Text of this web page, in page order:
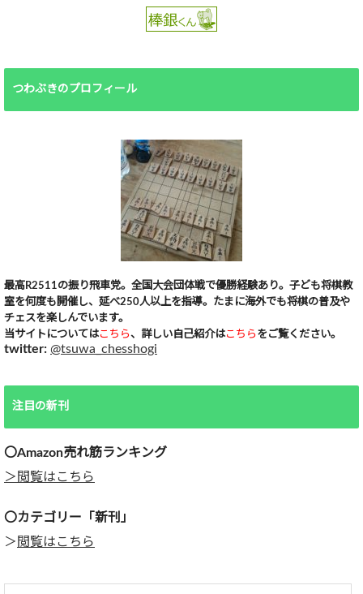
つわぶきのプロフィール
最高R2511の振り飛車党。全国大会団体戦で優勝経験あり。子ども将棋教
室を何度も開催し、延べ250人以上を指導。たまに海外でも将棋の普及や
チェスを楽しんでいます。
当サイトについてはこちら、詳しい自己紹介はこちら をご覧ください。
twitter: @tsuwa_chesshogi
注目の新刊
〇Amazon売れ筋ランキング
＞閲覧はこちら
〇カテゴリー「新刊」
＞ 閲覧はこちら